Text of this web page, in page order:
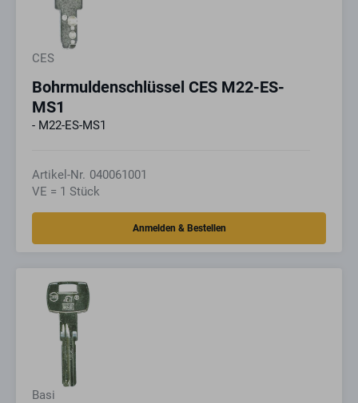
CES
Bohrmuldenschlüssel CES M22-ES-
MS1
- M22-ES-MS1
Artikel-Nr. 040061001
VE = 1 Stück
Basi